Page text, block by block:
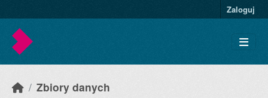
Zaloguj
Zbiory danych